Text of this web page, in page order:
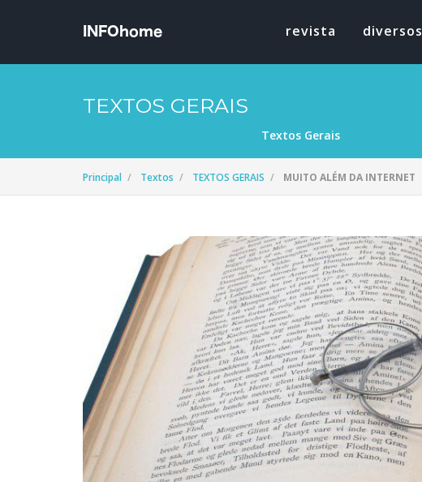
revista diversos
TEXTOS GERAIS
Textos Gerais
Principal Textos TEXTOS GERAIS MUITO ALÉM DA INTERNET